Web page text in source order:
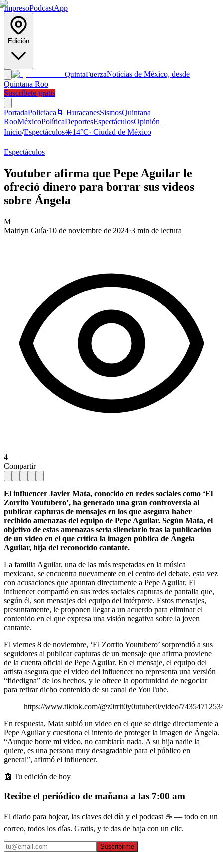
ImpresoPodcastApp
Edición
QuintaFuerzaNoticias de México, desde
Quintana Roo
Suscríbete gratis
PortadaPoliciaca 🌀 HuracanesSismosQuintana
RooMéxicoPolíticaDeportesEspectáculosOpinión
Inicio/Espectáculos☀️14°C· Ciudad de México
Espectáculos
Youtuber afirma que Pepe Aguilar le
ofreció dinero para borrar sus videos
sobre Ángela
M
Mairlyn Guía·10 de noviembre de 2024·3 min de lectura
4
Compartir
El influencer Javier Mata, conocido en redes sociales como ‘El
Zorrito Youtubero’, ha generado una gran controversia al
publicar capturas de mensajes en los que asegura haber
recibido amenazas del equipo de Pepe Aguilar. Según Mata, el
objetivo de estas amenazas sería silenciarlo tras la publicación
de un video en el que critica la imagen pública de Ángela
Aguilar, hija del reconocido cantante.
La familia Aguilar, una de las más respetadas en la música
mexicana, se encuentra nuevamente en el centro del debate, esta vez
con acusaciones que apuntan directamente a Pepe Aguilar. El
influencer compartió en sus redes sociales capturas de pantalla que,
según él, son mensajes del equipo del intérprete. Estos mensajes,
presuntamente, le proponen llegar a un acuerdo para eliminar el
contenido en el que expresa una visión negativa sobre la joven
cantante.
El viernes 8 de noviembre, ‘El Zorrito Youtubero’ sorprendió a sus
seguidores al publicar capturas de un mensaje que afirma proviene
de la cuenta oficial de Pepe Aguilar. En el mensaje, el equipo del
artista asegura que el video del influencer no representa una versión
“fidedigna” de los hechos, y le ofrece la oportunidad de negociar
para retirar dicho contenido de su canal de YouTube.
https://www.tiktok.com/@z0rrit0y0utuber0/video/
En respuesta, Mata subió un video en el que se dirige directamente a
Pepe Aguilar y cuestiona el intento de proteger la imagen de Ángela.
“Aunque borre mi video, no cambiaría nada. A su hija nadie la
quiere, es una persona muy desagradable para el público en
general”, afirmó el influencer.
📰 Tu edición de hoy
Recibe el periódico de mañana a las 7:00 am
El diario para hojear, las claves del día y el podcast ☕ — todo en un
correo, todos los días. Gratis, y te das de baja con un clic.
Suscribirme